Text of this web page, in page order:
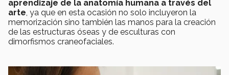
aprendizaje de la anatomía humana a través del
arte , ya que en esta ocasión no solo incluyeron la
memorización sino también las manos para la creación
de las estructuras óseas y de esculturas con
dimorfismos craneofaciales.